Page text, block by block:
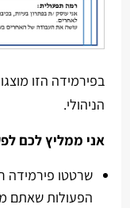
בפירמידה הזו
הניהולי.
אני ממליץ לכם
שרטטו פירמידה
הפעולות שאתם